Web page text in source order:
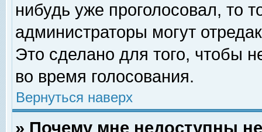
нибудь уже проголосовал, то
администраторы могут
Это сделано для того, чтобы
во время голосования.
Вернуться наверх
» Почему мне недоступны